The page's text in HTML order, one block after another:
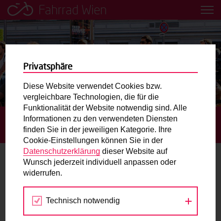
Fahrrad Wien
Leih dir einfach ein Transportfahrrad in deiner Nähe aus!
Mobilitätsbildung für Kinder und
Jugendliche
Radweg-Projektkarte
Routenplaner
Mit dem Fahrrad in Wien unterwegs? Hier finden Sie die
beste Route.
Wunschbox
Sie haben ein Anliegen zum Radverkehr? Schreiben Sie
STARTSEITE TERMINE
BEZIRKSRADTOUR MIT DER
RADLOBBY WIEN
10.
JUL
2018
Privatsphäre
Diese Website verwendet Cookies bzw.
vergleichbare Technologien, die für die
Funktionalität der Website notwendig sind. Alle
Informationen zu den verwendeten Diensten
finden Sie in der jeweiligen Kategorie. Ihre
Cookie-Einstellungen können Sie in der
Datenschutzerklärung dieser Website auf
Wunsch jederzeit individuell anpassen oder
widerrufen.
Technisch notwendig